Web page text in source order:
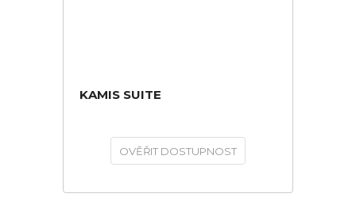
KAMIS SUITE
OVĚŘIT DOSTUPNOST